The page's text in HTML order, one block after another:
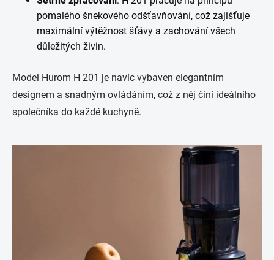
pomalého šnekového odšťavňování, což zajišťuje
maximální výtěžnost šťávy a zachování všech
důležitých živin.
Model Hurom H 201 je navíc vybaven elegantním
designem a snadným ovládáním, což z něj činí ideálního
společníka do každé kuchyně.